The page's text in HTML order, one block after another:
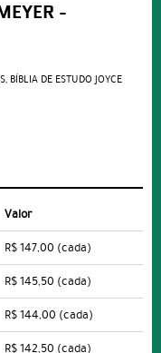
-
, BÍBLIA DE ESTUDO JOYCE
Valor
R$ 147,00 (cada)
R$ 145,50 (cada)
R$ 144,00 (cada)
R$ 142,50 (cada)